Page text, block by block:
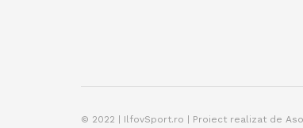
© 2022 | IlfovSport.ro | Proiect realizat de